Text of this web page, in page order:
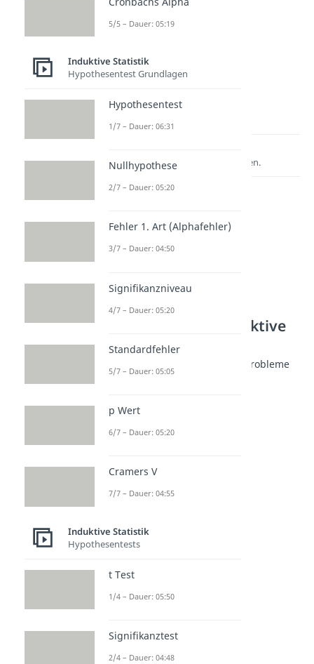
Entdecke hier deine Chancen.
Weitere Inhalte: Induktive
Statistik
Regressionsmodelle & typische Probleme
Multiple Regression
Logistische Regression
Multikollinearität
Heteroskedastizität
5/5 – Dauer: 05:19
Induktive Statistik
Hypothesentest Grundlagen
Hypothesentest
1/7 – Dauer: 06:31
Nullhypothese
2/7 – Dauer: 05:20
Fehler 1. Art (Alphafehler)
3/7 – Dauer: 04:50
Signifikanzniveau
4/7 – Dauer: 05:20
Standardfehler
5/7 – Dauer: 05:05
p Wert
6/7 – Dauer: 05:20
Cramers V
7/7 – Dauer: 04:55
Induktive Statistik
Hypothesentests
t Test
1/4 – Dauer: 05:50
Signifikanztest
2/4 – Dauer: 04:48